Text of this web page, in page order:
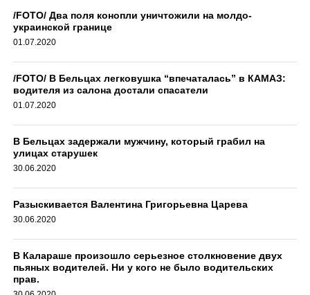
/FOTO/ Два поля конопли уничтожили на молдо-
украинской границе
01.07.2020
/FOTO/ В Бельцах легковушка “впечаталась” в КАМАЗ:
водителя из салона достали спасатели
01.07.2020
В Бельцах задержали мужчину, который грабил на
улицах старушек
30.06.2020
Разыскивается Валентина Григорьевна Царева
30.06.2020
В Калараше произошло серьезное столкновение двух
пьяных водителей. Ни у кого не было водительских
прав.